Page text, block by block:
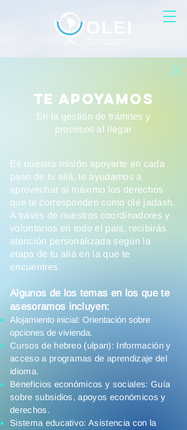
TE APOYAMOS
En la gestión de trámites y
procesos al llegar
Es nuestra misión apoyarte en cada
paso de tu aliá, te ayudamos a
aprovechar al máximo los derechos
que te corresponden como olé jadash.
A través de nuestros coordinadores y
voluntarios en todo el país, recibirás
atención personalizada según la
etapa de tu aliá en la que te
encuentres.
Algunos de los temas en los que te
asesoramos incluyen:
Alojamiento inicial: Orientación sobre
opciones de vivienda.
Cursos de hebreo (ulpan): Información y
acceso a programas de aprendizaje del
idioma.
Beneficios económicos y sociales: Guía
sobre subsidios, apoyos económicos y
derechos.
Sistema educativo: Asistencia con la